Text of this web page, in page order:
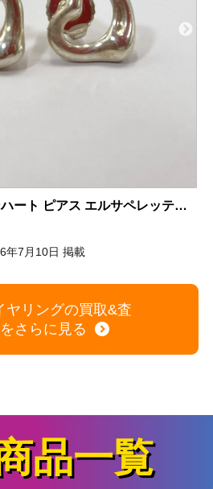
ドピアス 0.28/0.28ct
年7月9日 掲載
ヤリングの買取&査
さらに見る
品一覧